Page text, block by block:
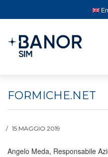
FORMICHE.NET
15 MAGGIO 2019
Angelo Meda, Responsabile